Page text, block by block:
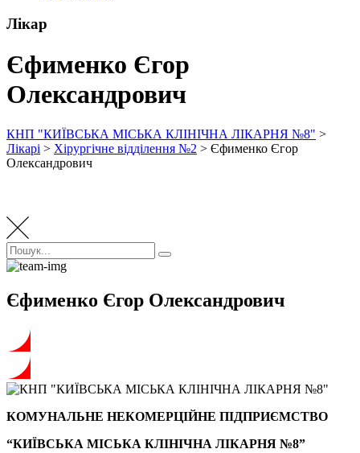
Лікар
Єфименко Єгор
Олександрович
КНП "КИЇВСЬКА МІСЬКА КЛІНІЧНА ЛІКАРНЯ №8" >
Лікарі > Хірургічне відділення №2 > Єфименко Єгор
Олександрович
Пошук:
Пошук
Єфименко Єгор Олександрович
КОМУНАЛЬНЕ НЕКОМЕРЦІЙНЕ ПІДПРИЄМСТВО
“КИЇВСЬКА МІСЬКА КЛІНІЧНА ЛІКАРНЯ №8”